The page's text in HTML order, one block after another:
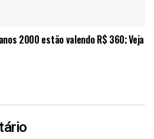
2000 estão valendo R$ 360; Veja